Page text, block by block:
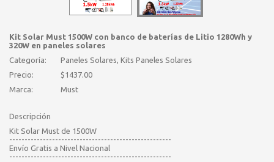
Kit Solar Must 1500W con banco de baterías de Litio 1280Wh y
320W en paneles solares
Categoría:
Paneles Solares, Kits Paneles Solares
Precio:
$1437.00
Marca:
Must
Descripción
Kit Solar Must de 1500W
-----------------------------------------------------
Envío Gratis a Nivel Nacional
-----------------------------------------------------